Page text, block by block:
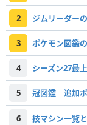
2 ジムリーダー
3 ポケモン図鑑
4 シーズン27最
5 冠図鑑｜追加
6 技マシン一覧